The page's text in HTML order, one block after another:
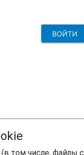
том числе, файлы